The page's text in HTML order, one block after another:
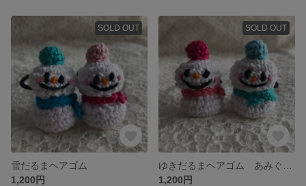
SOLD OUT
雪だるまヘアゴム
1,200円
SOLD OUT
1,200円